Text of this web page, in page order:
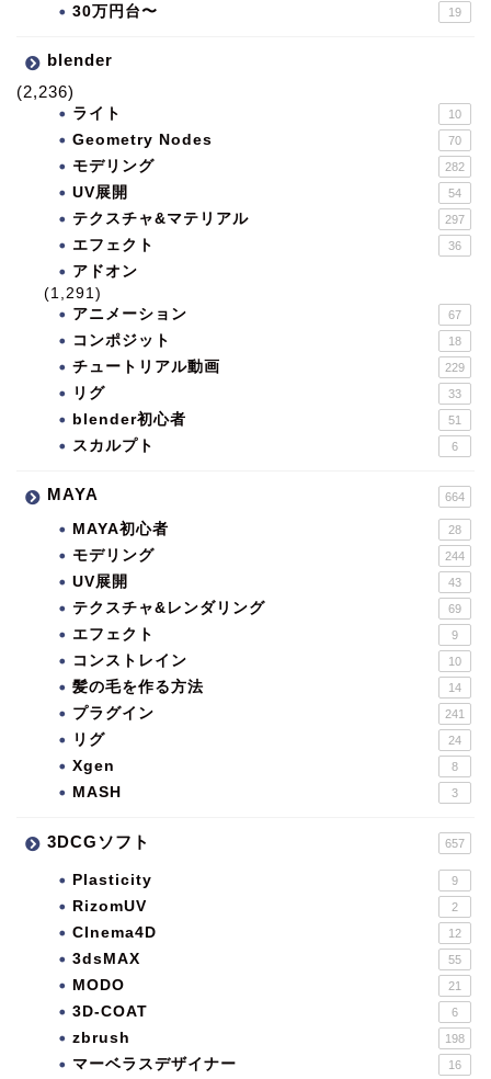
30万円台〜 19
blender
(2,236)
ライト 10
Geometry Nodes 70
モデリング 282
UV展開 54
テクスチャ&マテリアル 297
エフェクト 36
アドオン
(1,291)
アニメーション
67
コンポジット 18
チュートリアル動画 229
リグ 33
blender初心者 51
スカルプト 6
MAYA 664
MAYA初心者 28
モデリング 244
UV展開 43
テクスチャ&レンダリング 69
エフェクト 9
コンストレイン 10
髪の毛を作る方法 14
プラグイン 241
リグ 24
Xgen 8
MASH 3
3DCGソフト 657
Plasticity 9
RizomUV 2
CInema4D 12
3dsMAX 55
MODO 21
3D-COAT 6
zbrush 198
マーベラスデザイナー 16